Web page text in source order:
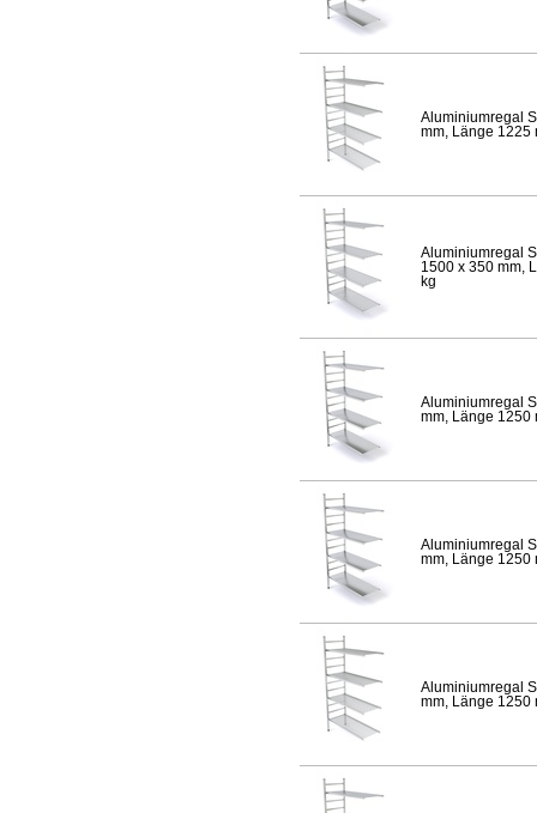
Aluminiumregal
mm, Länge 1225
Aluminiumregal
1500 x 350 mm,
kg
Aluminiumregal
mm, Länge 1250
Aluminiumregal
mm, Länge 1250
Aluminiumregal
mm, Länge 1250